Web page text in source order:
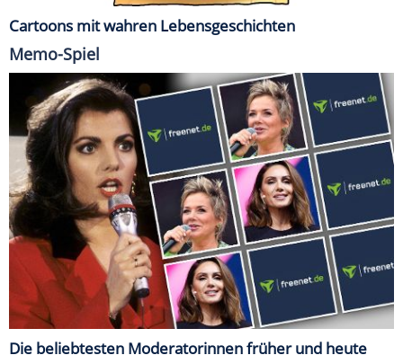
Cartoons mit wahren Lebensgeschichten
Memo-Spiel
Die beliebtesten Moderatorinnen früher und heute